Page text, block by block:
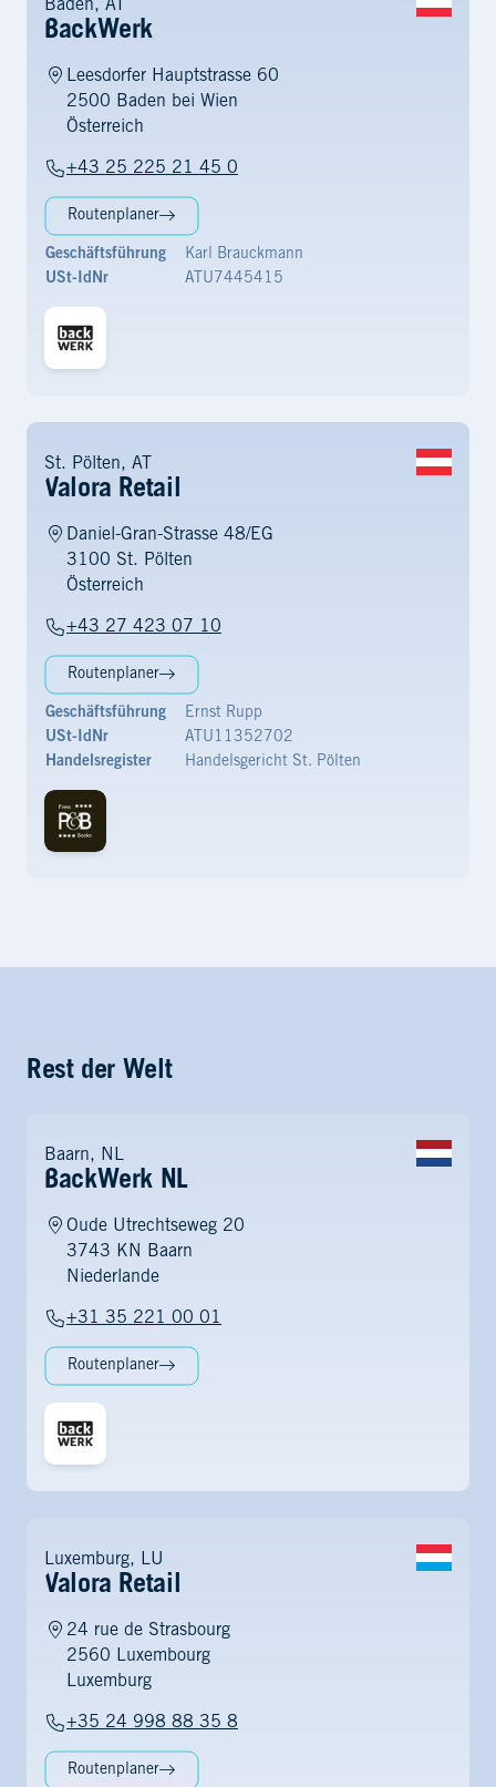
Baden, AT
BackWerk
Leesdorfer Hauptstrasse 60
2500 Baden bei Wien
Österreich
+43 25 225 21 45 0
Routenplaner
Geschäftsführung
Karl Brauckmann
USt-IdNr
ATU7445415
St. Pölten, AT
Valora Retail
Daniel-Gran-Strasse 48/EG
3100 St. Pölten
Österreich
+43 27 423 07 10
Routenplaner
Geschäftsführung
Ernst Rupp
USt-IdNr
ATU11352702
Handelsregister
Handelsgericht St. Pölten
Rest der Welt
Baarn, NL
BackWerk NL
Oude Utrechtseweg 20
3743 KN Baarn
Niederlande
+31 35 221 00 01
Routenplaner
Luxemburg, LU
Valora Retail
24 rue de Strasbourg
2560 Luxembourg
Luxemburg
+35 24 998 88 35 8
Routenplaner